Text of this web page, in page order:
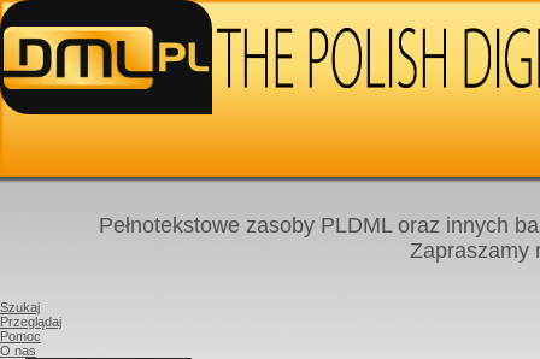
Pełnotekstowe zasoby PLDML oraz innych
Zapraszamy
Szukaj
Przeglądaj
Pomoc
O nas